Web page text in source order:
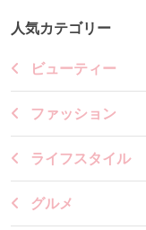
人気カテゴリー
ビューティー
ファッション
ライフスタイル
グルメ